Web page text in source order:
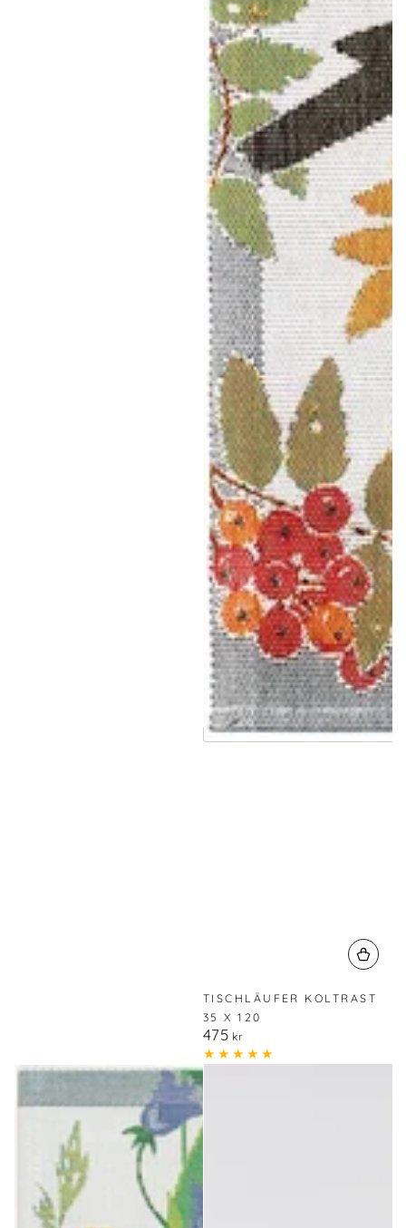
TISCHLÄUFER KOLTRAST
35 X 120
Regulärer
Preis
475 kr